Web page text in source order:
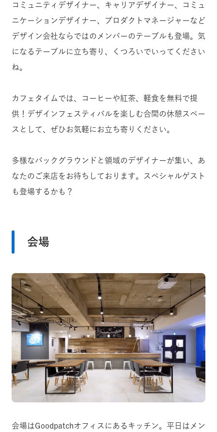
コミュニティデザイナー、キャリアデザイナー、コミュ
ニケーションデザイナー、プロダクトマネージャーなど
デザイン会社ならではのメンバーのテーブルも登場。気
になるテーブルに立ち寄り、くつろいでいってください
ね。
カフェタイムでは、コーヒーや紅茶、軽食を無料で提
供！デザインフェスティバルを楽しむ合間の休憩スペー
スとして、ぜひお気軽にお立ち寄りください。
多様なバックグラウンドと領域のデザイナーが集い、あ
なたのご来店をお待ちしております。スペシャルゲスト
も登場するかも？
会場
会場はGoodpatchオフィスにあるキッチン。平日はメン